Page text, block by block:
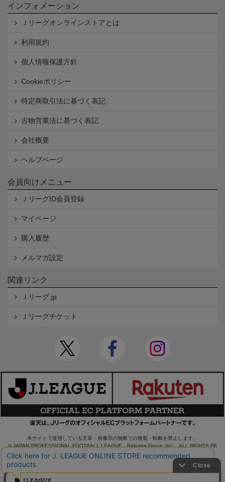
インフォメーション
Ｊリーグオンラインストアとは
利用規約
個人情報保護方針
Cookieポリシー
特定商取引法に基づく表記
古物営業法に基づく表記
会社概要
ヘルプページ
会員向けメニュー
ＪリーグID会員登録
マイページ
購入履歴
メルマガ設定
関連リンク
Ｊリーグ.jp
Ｊリーグチケット
本サイトで使用している文章・画像等の無断での複製・転載を禁止します。
© JAPAN PROFESSIONAL FOOTBALL LEAGUE Rakuten Group, Inc. ALL RIGHTS RE
SERVED.